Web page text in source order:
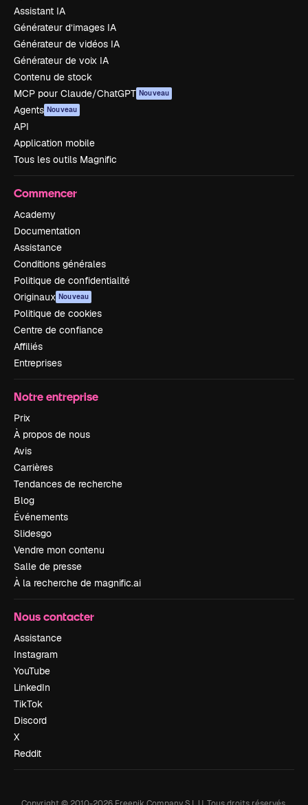
Assistant IA
Générateur d’images IA
Générateur de vidéos IA
Générateur de voix IA
Contenu de stock
MCP pour Claude/ChatGPT Nouveau
Agents Nouveau
API
Application mobile
Tous les outils Magnific
Commencer
Academy
Documentation
Assistance
Conditions générales
Politique de confidentialité
Originaux Nouveau
Politique de cookies
Centre de confiance
Affiliés
Entreprises
Notre entreprise
Prix
À propos de nous
Avis
Carrières
Tendances de recherche
Blog
Événements
Slidesgo
Vendre mon contenu
Salle de presse
À la recherche de magnific.ai
Nous contacter
Assistance
Instagram
YouTube
LinkedIn
TikTok
Discord
X
Reddit